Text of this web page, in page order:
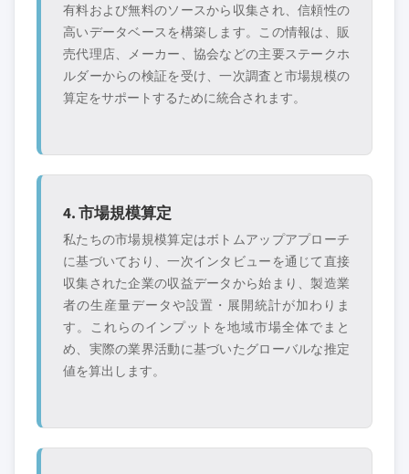
有料および無料のソースから収集され、信頼性の
高いデータベースを構築します。この情報は、販
売代理店、メーカー、協会などの主要ステークホ
ルダーからの検証を受け、一次調査と市場規模の
算定をサポートするために統合されます。
4. 市場規模算定
私たちの市場規模算定はボトムアップアプローチ
に基づいており、一次インタビューを通じて直接
収集された企業の収益データから始まり、製造業
者の生産量データや設置・展開統計が加わりま
す。これらのインプットを地域市場全体でまと
め、実際の業界活動に基づいたグローバルな推定
値を算出します。